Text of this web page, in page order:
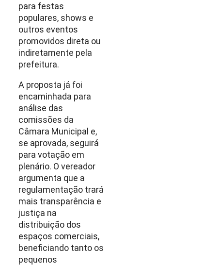
para festas
populares, shows e
outros eventos
promovidos direta ou
indiretamente pela
prefeitura.
A proposta já foi
encaminhada para
análise das
comissões da
Câmara Municipal e,
se aprovada, seguirá
para votação em
plenário. O vereador
argumenta que a
regulamentação trará
mais transparência e
justiça na
distribuição dos
espaços comerciais,
beneficiando tanto os
pequenos